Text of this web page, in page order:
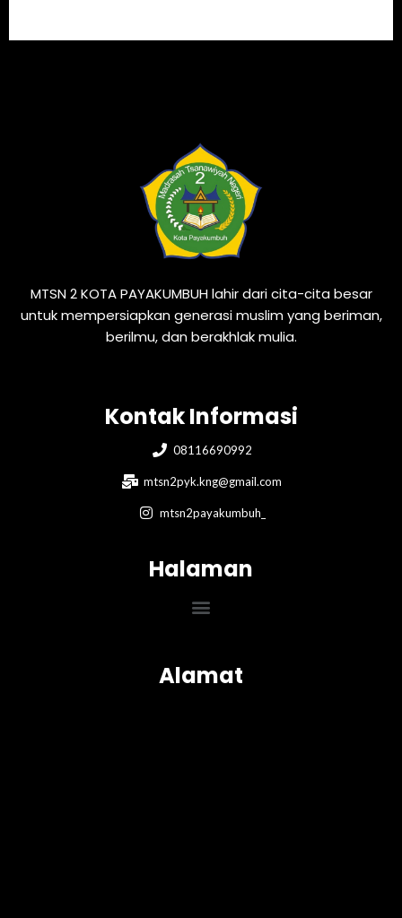
MTSN 2 KOTA PAYAKUMBUH lahir dari cita-cita besar
untuk mempersiapkan generasi muslim yang beriman,
berilmu, dan berakhlak mulia.
Kontak Informasi
08116690992
mtsn2pyk.kng@gmail.com
mtsn2payakumbuh_
Halaman
Menu
Alamat